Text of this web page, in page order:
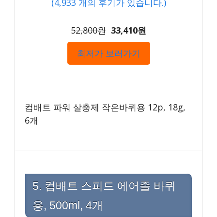
(4,933 개의 후기가 있습니다.)
52,800원 33,410원
최저가 보러가기
컴배트 파워 살충제 작은바퀴용 12p, 18g,
6개
5. 컴배트 스피드 에어졸 바퀴
용, 500ml, 4개